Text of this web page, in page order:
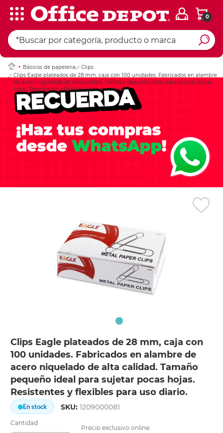
0
Básicos de papeleria
Clips
Clips Eagle plateados de 28 mm, caja con 100 unidades. Fabricados en alambre
de acero niquelado de alta calidad. Tamaño pequeño ideal para sujetar pocas
hojas. Resistentes y flexibles para uso diario.
Clips Eagle plateados de 28 mm, caja con
100 unidades. Fabricados en alambre de
acero niquelado de alta calidad. Tamaño
pequeño ideal para sujetar pocas hojas.
Resistentes y flexibles para uso diario.
En stock SKU:1209000081
Cantidad
Precio exclusivo online:
Ingresar Codigo